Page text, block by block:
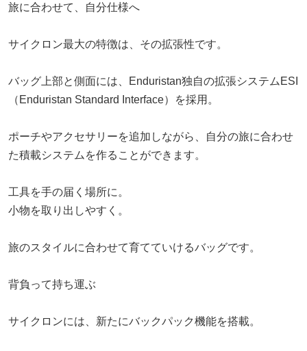
旅に合わせて、自分仕様へ
サイクロン最大の特徴は、その拡張性です。
バッグ上部と側面には、Enduristan独自の拡張システムESI
（Enduristan Standard Interface）を採用。
ポーチやアクセサリーを追加しながら、自分の旅に合わせ
た積載システムを作ることができます。
工具を手の届く場所に。
小物を取り出しやすく。
旅のスタイルに合わせて育てていけるバッグです。
背負って持ち運ぶ
サイクロンには、新たにバックパック機能を搭載。